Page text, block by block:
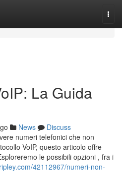
La Guida
News
Discuss
numeri telefonici che non
VoIP, questo articolo offre
le possibili opzioni , fra i
42112967/numeri-non-